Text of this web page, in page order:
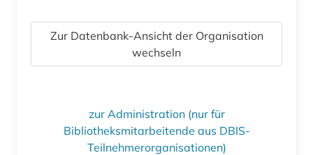
Zur Datenbank-Ansicht der Organisation
wechseln
zur Administration (nur für
Bibliotheksmitarbeitende aus DBIS-
Teilnehmerorganisationen)